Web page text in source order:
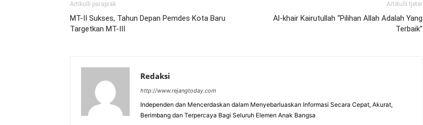
Artikulli paraprak
MT-II Sukses, Tahun Depan Pemdes Kota Baru
Targetkan MT-III
Artikulli tjetër
Al-khair Kairutullah “Pilihan Allah Adalah Yang
Terbaik”
Redaksi
http://www.rejangtoday.com
Independen dan Mencerdaskan dalam Menyebarluaskan Informasi Secara Cepat, Akurat,
Berimbang dan Terpercaya Bagi Seluruh Elemen Anak Bangsa